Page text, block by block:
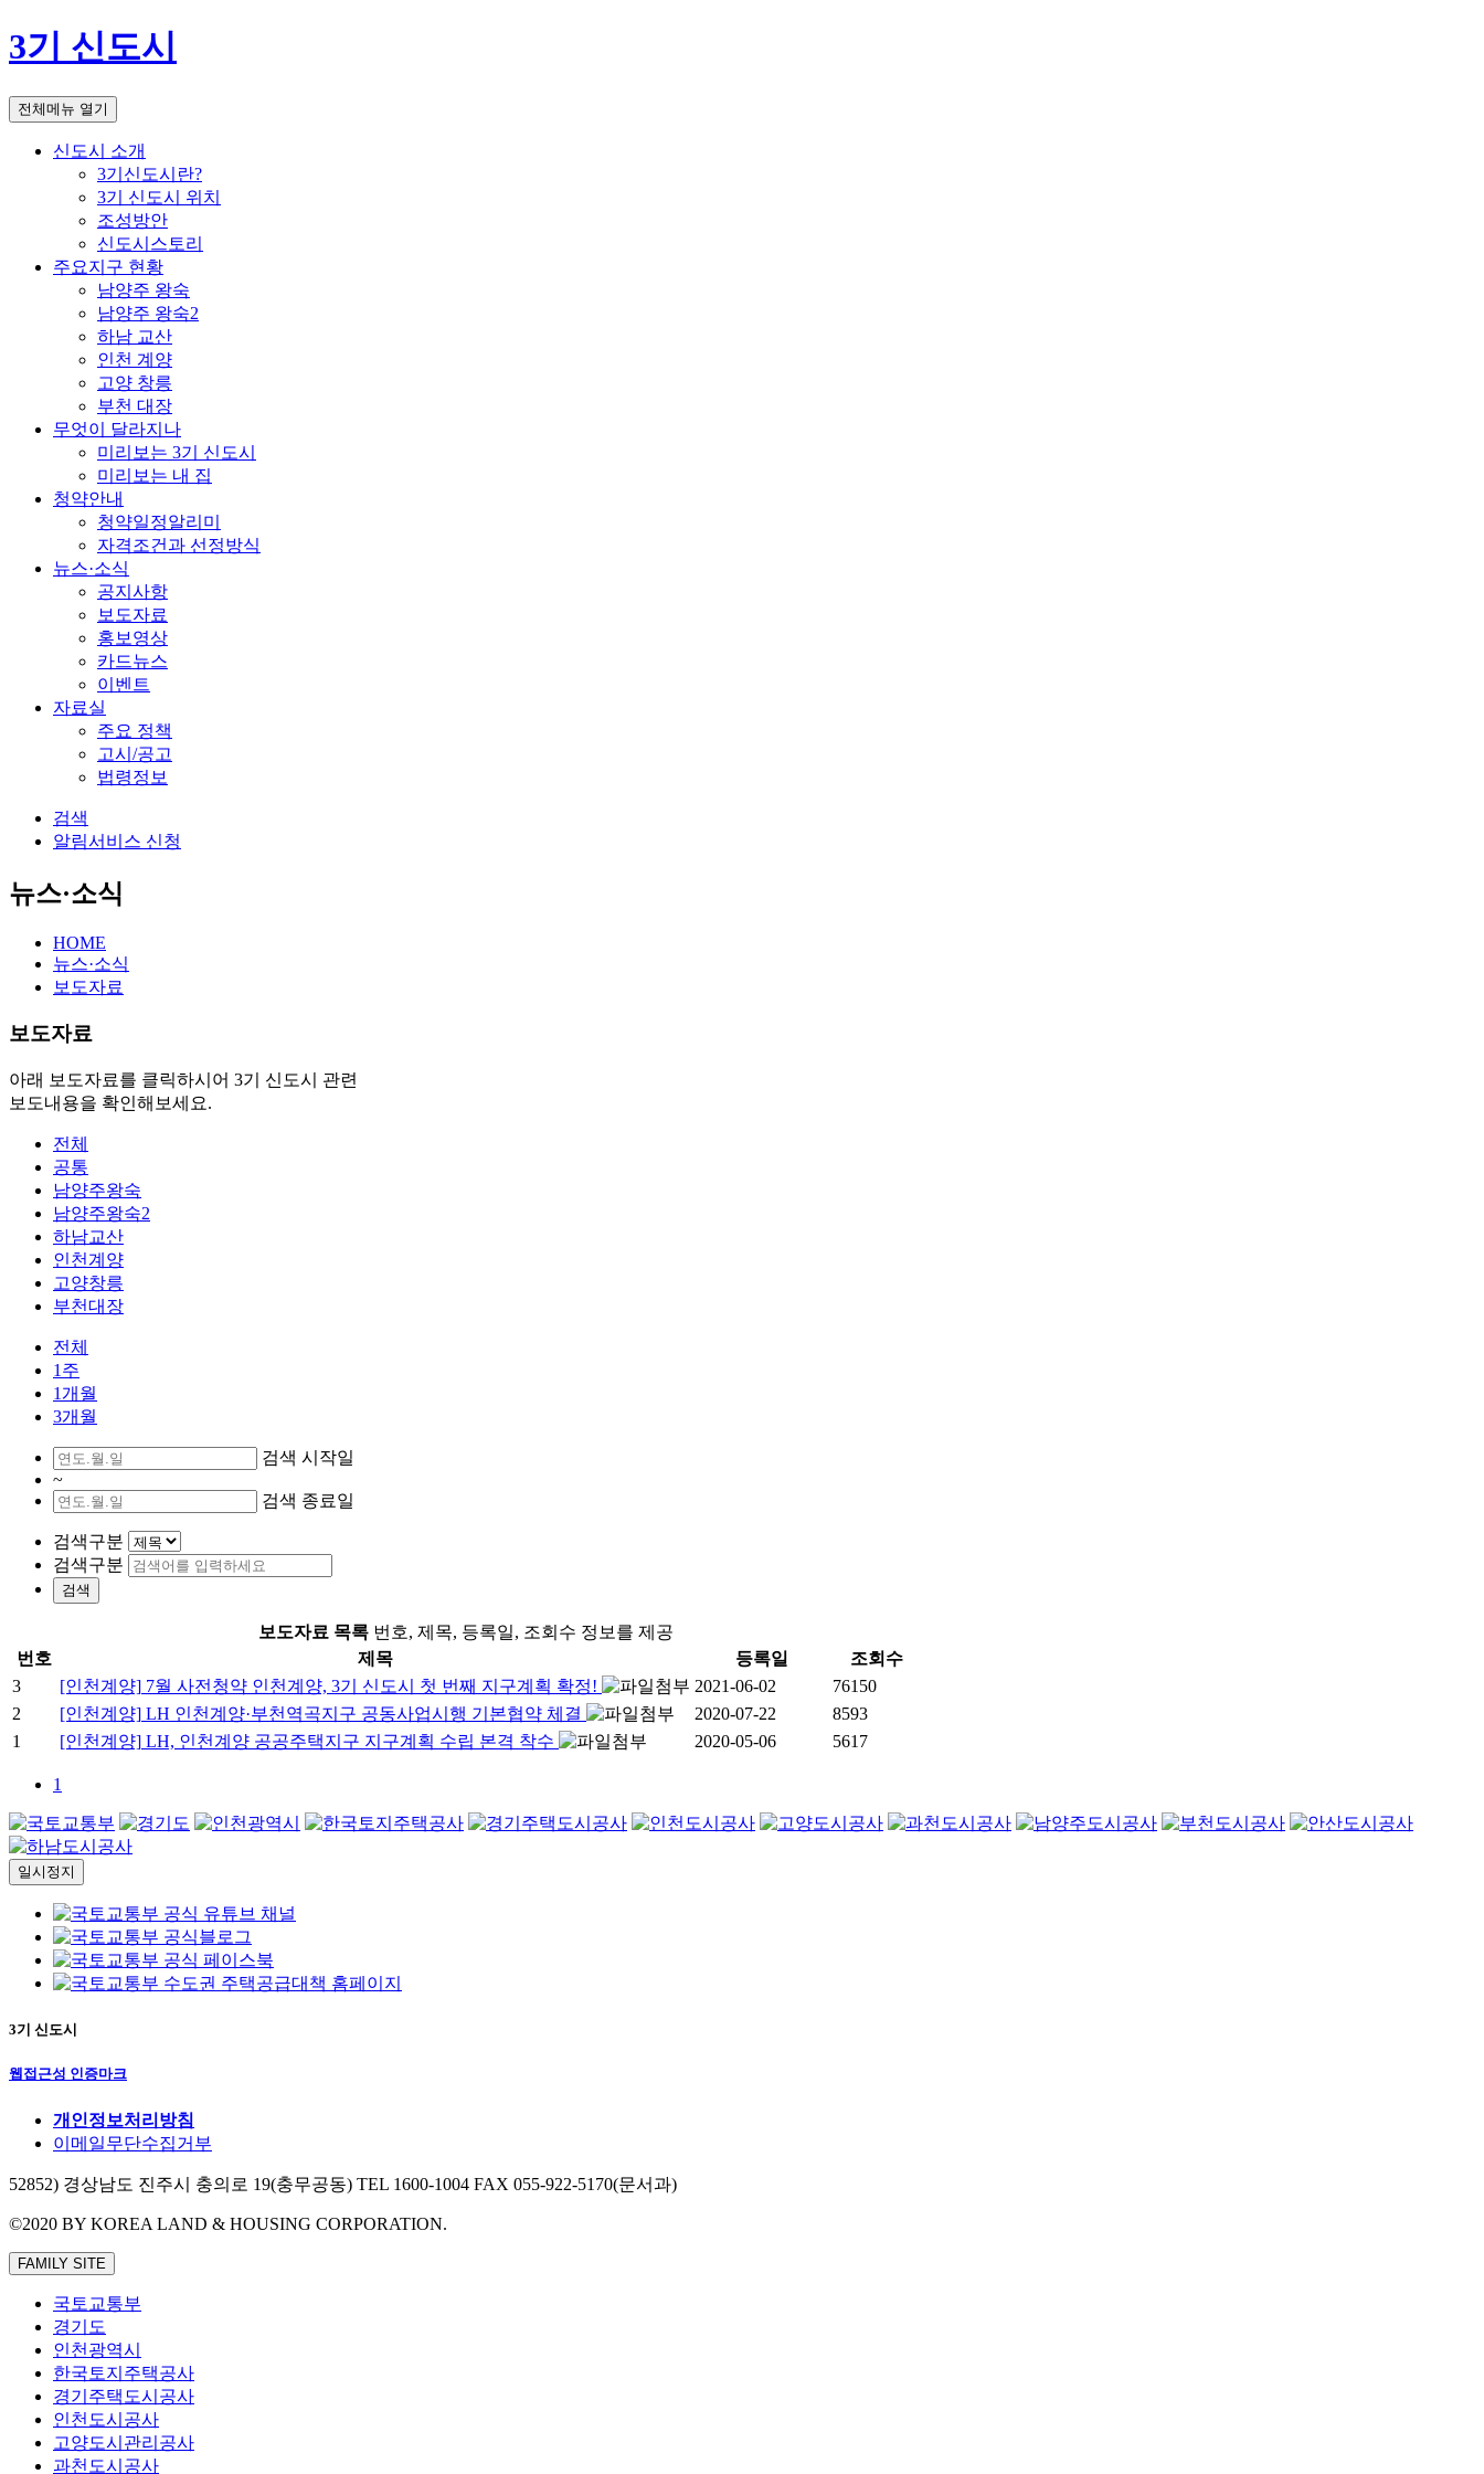
3기 신도시
전체메뉴 열기
신도시 소개
3기신도시란?
3기 신도시 위치
조성방안
신도시스토리
주요지구 현황
남양주 왕숙
남양주 왕숙2
하남 교산
인천 계양
고양 창릉
부천 대장
무엇이 달라지나
미리보는 3기 신도시
미리보는 내 집
청약안내
청약일정알리미
자격조건과 선정방식
뉴스·소식
공지사항
보도자료
홍보영상
카드뉴스
이벤트
자료실
주요 정책
고시/공고
법령정보
검색
알림서비스 신청
뉴스·소식
HOME
뉴스·소식
보도자료
보도자료
아래 보도자료를 클릭하시어 3기 신도시 관련
보도내용을 확인해보세요.
전체
공통
남양주왕숙
남양주왕숙2
하남교산
인천계양
고양창릉
부천대장
전체
1주
1개월
3개월
검색 시작일
~
검색 종료일
검색구분
검색구분
검색
보도자료 목록 번호, 제목, 등록일, 조회수 정보를 제공
번호
제목 등록일
조회수
3
[인천계양] 7월 사전청약 인천계양, 3기 신도시 첫 번째 지구계획 확정! 2021-06-02
76150
2
[인천계양] LH 인천계양·부천역곡지구 공동사업시행 기본협약 체결 2020-07-22
8593
1
[인천계양] LH, 인천계양 공공주택지구 지구계획 수립 본격 착수 2020-05-06 5617
1
일시정지
3기 신도시
웹접근성 인증마크
개인정보처리방침
이메일무단수집거부
52852) 경상남도 진주시 충의로 19(충무공동) TEL 1600-1004 FAX 055-922-5170(문서과)
©2020 BY KOREA LAND & HOUSING CORPORATION.
FAMILY SITE
국토교통부
경기도
인천광역시
한국토지주택공사
경기주택도시공사
인천도시공사
고양도시관리공사
과천도시공사